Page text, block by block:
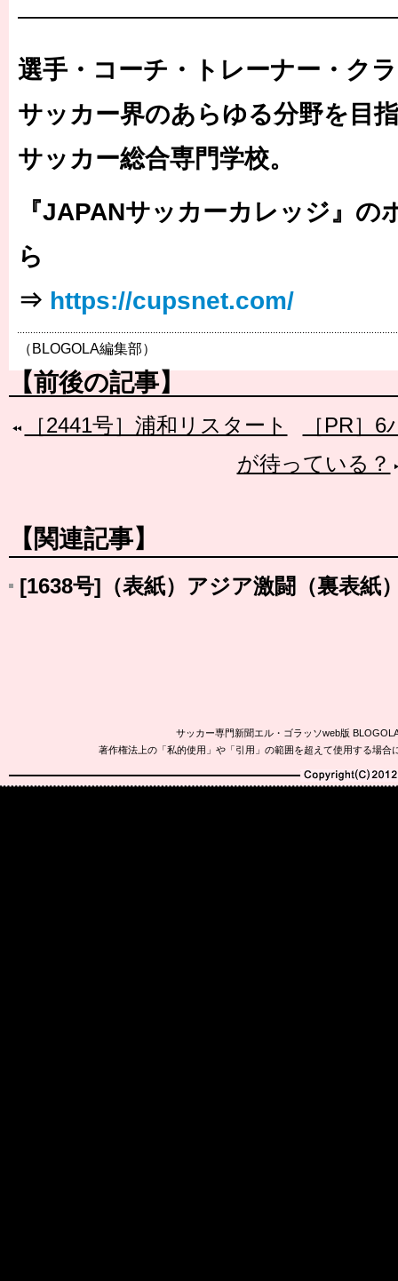
選手・コーチ・トレーナー・ク
サッカー界のあらゆる分野を目
サッカー総合専門学校。
『JAPANサッカーカレッジ』の
ら
⇒ https://cupsnet.com/
（BLOGOLA編集部）
【前後の記事】
［2441号］浦和リスタート
［PR］
が待っている？
【関連記事】
[1638号]（表紙）アジア激闘（裏表紙
サッカー専門新聞エル・ゴラッソweb版
著作権法上の「私的使用」や「引用」の範囲を超えて使用する場
Copyright(C)2010-